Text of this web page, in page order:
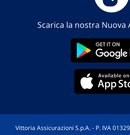
Scarica la nostra Nuova
Vittoria Assicurazioni S.p.A. - P. IVA